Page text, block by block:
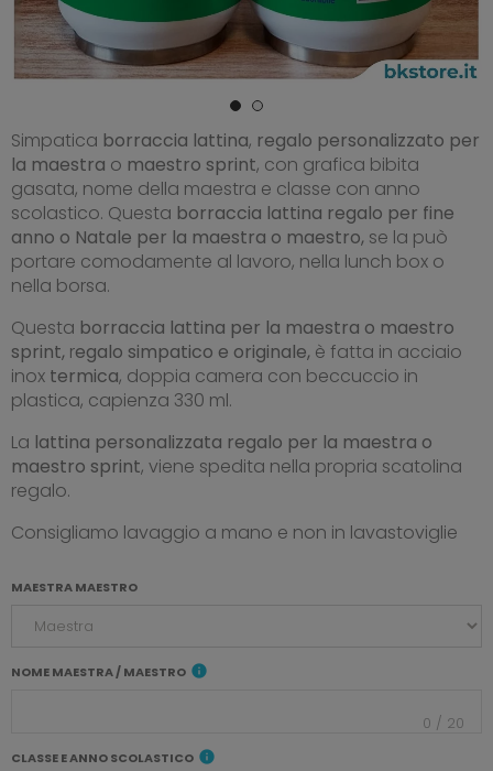
Simpatica borraccia lattina, regalo personalizzato per
la maestra o maestro sprint, con grafica bibita
gasata, nome della maestra e classe con anno
scolastico. Questa borraccia lattina regalo per fine
anno o Natale per la maestra o maestro, se la può
portare comodamente al lavoro, nella lunch box o
nella borsa.
Questa borraccia lattina per la maestra o maestro
sprint, regalo simpatico e originale, è fatta in acciaio
inox termica, doppia camera con beccuccio in
plastica, capienza 330 ml.
La lattina personalizzata regalo per la maestra o
maestro sprint, viene spedita nella propria scatolina
regalo.
Consigliamo lavaggio a mano e non in lavastoviglie
MAESTRA MAESTRO
NOME MAESTRA / MAESTRO info
0 / 20
CLASSE E ANNO SCOLASTICO info